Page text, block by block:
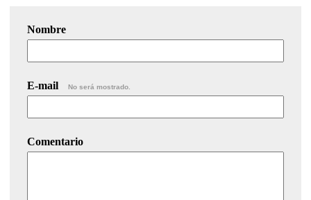
Nombre
E-mail No será mostrado.
Comentario